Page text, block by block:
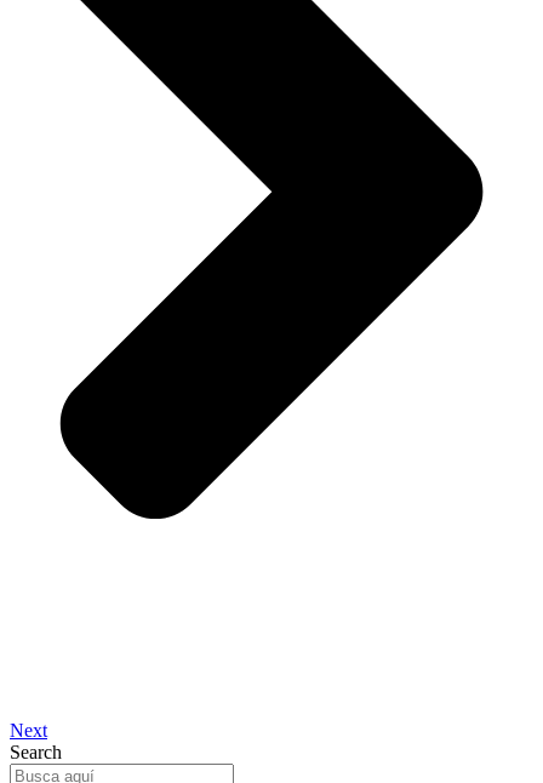
Next
Search